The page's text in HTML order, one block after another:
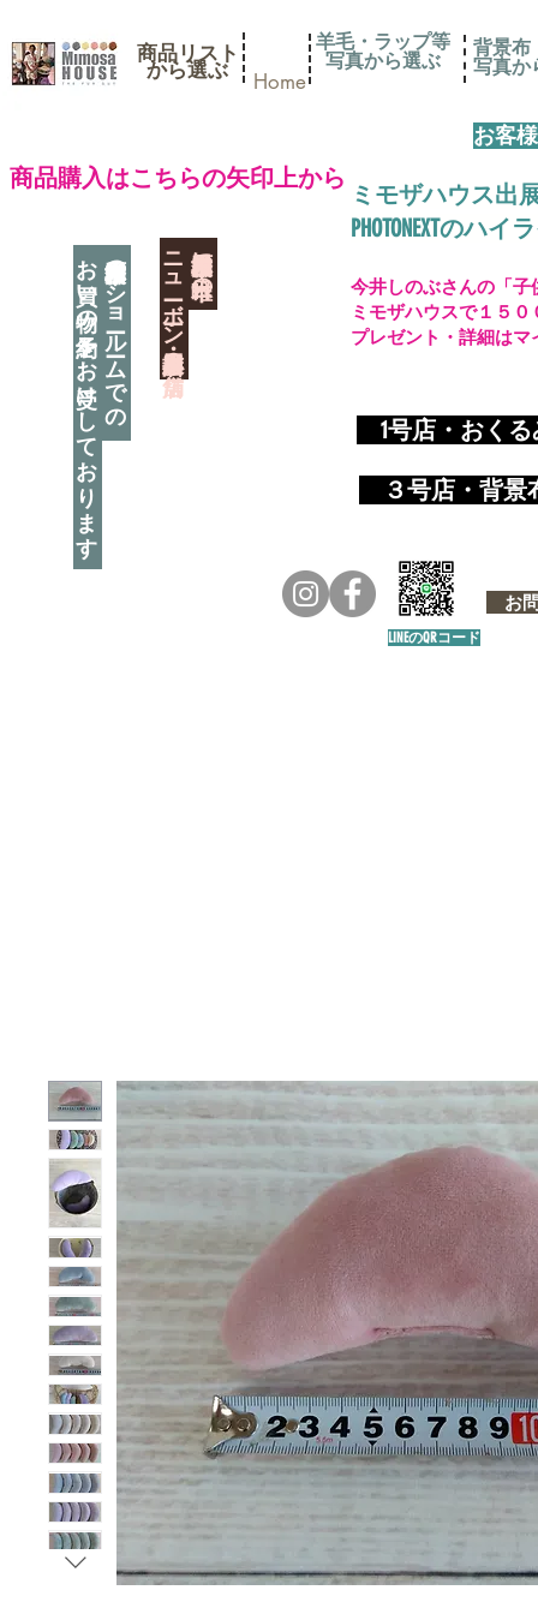
商品リスト
​から選ぶ Home
​商品購入はこちらの矢印上から
神奈川県相模原市に日本唯一の
​ニューボーン撮影用小道具店・３店舗
羊毛・ラップ等
写真から選ぶ
背景布
写真か
お客
ミモザハウス出
PHOTONEXTのハ
神奈川県相模原市のショールームでの
お買い物の予約をお受けしております 1号店・おく
​ ３号店・背
お
今井しのぶさんの「
ミモザハウスで１５
プレゼント・詳細は
LINEのQRコード